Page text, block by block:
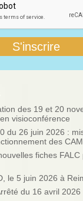
des 19 et 20
visioconférence
du 26 juin 2026 :
des
fiches
le 5 juin 2026 à
du 16 avril 2026